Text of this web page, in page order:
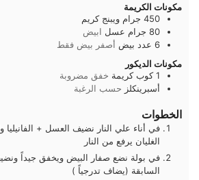
مكونات الكريمة
450 جرام ويبنج كريم
80 جرام عسل ابيض
6 عدد بيض أصفر بيض فقط
مكونات الديكور
1 كوب كريمة خفق مضروبة
أسبرينكلز حسب الرغبة
الخطوات
في أناء علي النار نضيف العسل + الفانيليا
الغليان يرفع من النار
في بولة نضع صفار البيض ويخفق جيداً
السابقة (يضاف تدرجياً )